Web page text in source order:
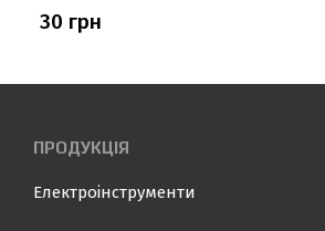
30 грн
ПРОДУКЦІЯ
Електроінструменти